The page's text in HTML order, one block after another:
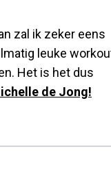
zal ik zeker eens
leuke
Het is het dus
de Jong!